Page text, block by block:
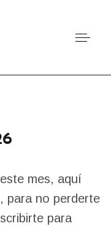
mes, aquí
para no perderte
para